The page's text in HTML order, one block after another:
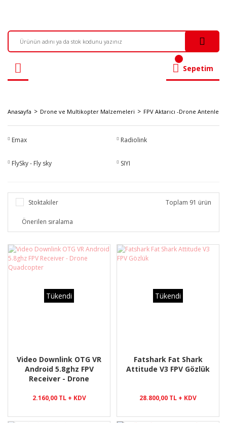
Sepetim
Anasayfa Drone ve Multikopter Malzemeleri FPV Aktarıcı -Drone Antenleri
Emax Radiolink
FlySky - Fly sky SIYI
Stoktakiler Toplam 91 ürün
Tükendi
Video Downlink OTG VR
Android 5.8ghz FPV
Receiver - Drone
2.160,00 TL + KDV
Tükendi
Fatshark Fat Shark
Attitude V3 FPV Gözlük
28.800,00 TL + KDV